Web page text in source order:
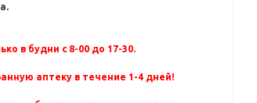
в будни с 8-00 до 17-30.
аптеку в течение 1-4 дней!